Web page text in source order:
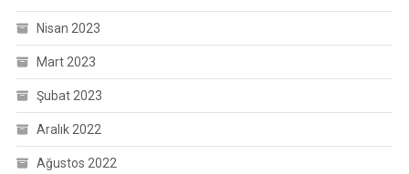
Nisan 2023
Mart 2023
Şubat 2023
Aralık 2022
Ağustos 2022